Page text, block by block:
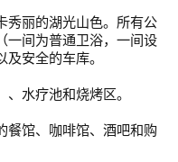
秀丽的湖光山色。所有公
一间为普通卫浴，一间设
安全的车库。
水疗池和烧烤区。
餐馆、咖啡馆、酒吧和购